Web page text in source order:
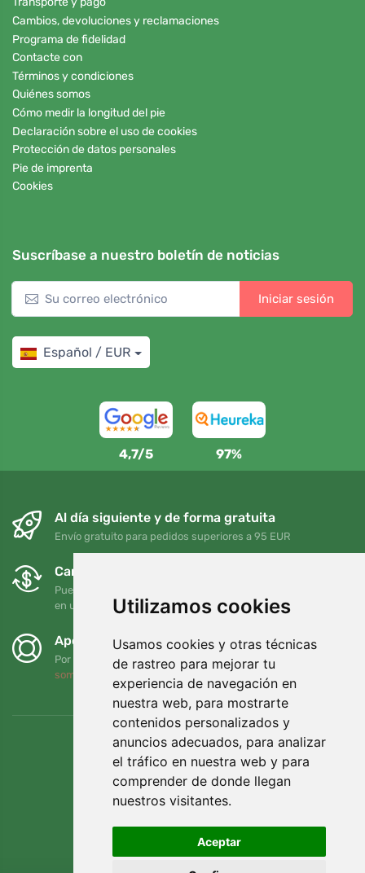
Utilizamos cookies
Usamos cookies y otras técnicas
de rastreo para mejorar tu
experiencia de navegación en
nuestra web, para mostrarte
contenidos personalizados y
anuncios adecuados, para analizar
el tráfico en nuestra web y para
comprender de donde llegan
nuestros visitantes.
Aceptar
Cambios, devoluciones y reclamaciones
Programa de fidelidad
Contacte con
Términos y condiciones
Quiénes somos
Cómo medir la longitud del pie
Declaración sobre el uso de cookies
Protección de datos personales
Pie de imprenta
Cookies
Suscríbase a nuestro boletín de noticias
Iniciar sesión
Español / EUR
4,7/5 97%
Al día siguiente y de forma gratuita
Envío gratuito para pedidos superiores a 95 EUR
Cambios y devoluciones gratuitos
Puede devolver o cambiar su pedido en cualquier momento
en un plazo de 90 días
Apoyamos a Trees.org
Por cada pedido plantamos un árbol. Leer más
somos